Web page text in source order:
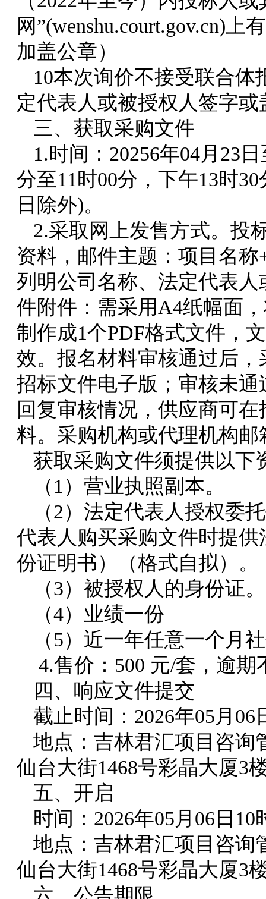
网”(wenshu.court.gov.cn)
加盖公章）
10本次询价不接受联合
定代表人或被授权人签字或
三、获取采购文件
1.时间：20256年04月23
分至11时00分，下午13时
日除外)。
2.采取网上发售方式。投
资料，邮件主题：项目名
列明公司名称、法定代表
件附件：需采用A4纸幅面
制作成1个PDF格式文件，
效。报名材料审核通过后
招标文件电子版；审核未
回复审核情况，供应商可
料。采购机构或代理机构邮
获取采购文件须提供以下
（1）营业执照副本。
（2）法定代表人授权委
代表人购买采购文件时提
份证明书）（格式自拟）。
（3）被授权人的身份证。
（4）业绩一份
（5）近一年任意一个月
4.售价：500 元/套，逾
四、响应文件提交
截止时间：2026年05月
地点：吉林君汇项目咨询
仙台大街1468号彩晶大厦3
五、开启
时间：2026年05月06日
地点：吉林君汇项目咨询
仙台大街1468号彩晶大厦3